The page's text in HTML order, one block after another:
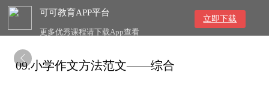
可可教育APP平台
更多优秀课程请下载App查看
立即下载

09.小学作文方法范文——综合